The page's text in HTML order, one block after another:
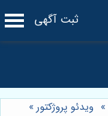
ثبت آگهی
» ویدئو پروژکتور»